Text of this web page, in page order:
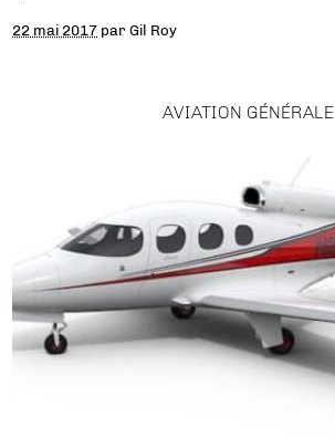
22 mai 2017 parGil Roy
AVIATION GÉNÉRALE